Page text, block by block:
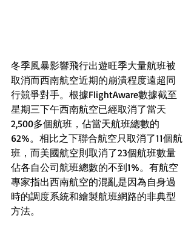
冬季風暴影響飛行出遊旺季大量航班被
取消而西南航空近期的崩潰程度遠超同
行競爭對手。根據FlightAware數據截至
星期三下午西南航空已經取消了當天
2,500多個航班，佔當天航班總數的
62%。相比之下聯合航空只取消了11個航
班，而美國航空則取消了23個航班數量
佔各自公司航班總數的不到1%。有航空
專家指出西南航空的混亂是因為自身過
時的調度系統和繪製航班網路的非典型
方法。